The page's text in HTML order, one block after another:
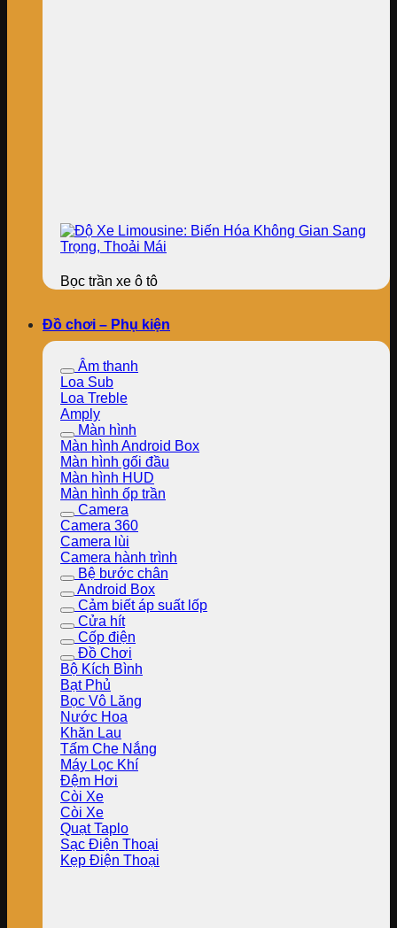
Bọc trần xe ô tô
Đồ chơi – Phụ kiện
Âm thanh
Loa Sub
Loa Treble
Amply
Màn hình
Màn hình Android Box
Màn hình gối đầu
Màn hình HUD
Màn hình ốp trần
Camera
Camera 360
Camera lùi
Camera hành trình
Bệ bước chân
Android Box
Cảm biết áp suất lốp
Cửa hít
Cốp điện
Đồ Chơi
Bộ Kích Bình
Bạt Phủ
Bọc Vô Lăng
Nước Hoa
Khăn Lau
Tấm Che Nắng
Máy Lọc Khí
Đệm Hơi
Còi Xe
Còi Xe
Quạt Taplo
Sạc Điện Thoại
Kẹp Điện Thoại